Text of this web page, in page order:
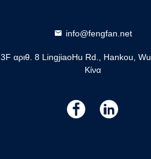
info@fengfan.net
3F αριθ. 8 LingjiaoHu Rd., Hankou,
Κίνα